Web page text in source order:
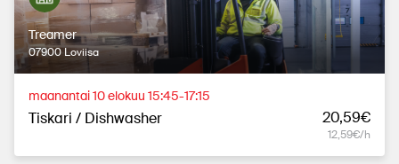
Treamer
07900 Loviisa
maanantai 10 elokuu 15:45-17:15
Tiskari / Dishwasher 20,59€
12,59€/h